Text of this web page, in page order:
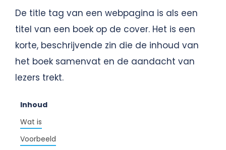
Inhoud
Wat is
Voorbeeld
De title tag van een webpagina is als een
titel van een boek op de cover. Het is een
korte, beschrijvende zin die de inhoud van
het boek samenvat en de aandacht van
lezers trekt.